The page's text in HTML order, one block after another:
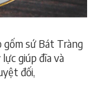
gốm sứ Bát Tràng
giúp đĩa và
đối,